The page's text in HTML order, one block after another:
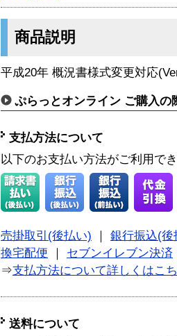
商品説明
平成20年 概況書様式変更対応
ぷらっとオンライン ご購入の
支払方法について
以下のお支払い方法がご利用で
売掛取引(後払い)
銀行振込(後
換宅配便
セブンイレブン決済
⇒支払方法について詳しくはこ
送料について